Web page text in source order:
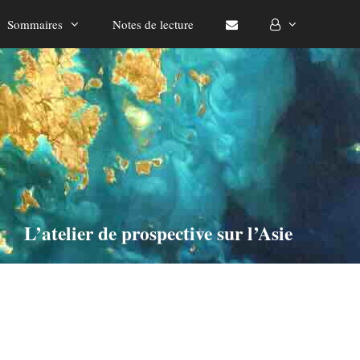
Sommaires Notes de lecture
L’atelier de prospective sur l’Asie